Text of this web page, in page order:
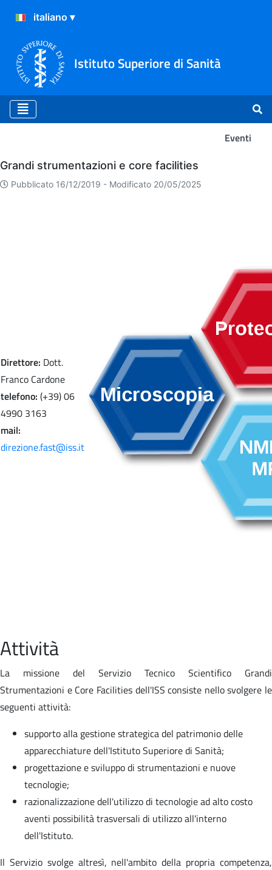
Istituto Superiore di Sanità
Eventi
Eventi
Grandi strumentazioni e core facilities
Pubblicato 16/12/2019 - Modificato 20/05/2025
Direttore: Dott.
Franco Cardone
telefono: (+39) 06
4990 3163
mail:
direzione.fast@iss.it
Attività
La missione del Servizio Tecnico Scientifico Grandi
Strumentazioni e Core Facilities dell'ISS consiste nello svolgere le
seguenti attività:
supporto alla gestione strategica del patrimonio delle
apparecchiature dell'Istituto Superiore di Sanità;
progettazione e sviluppo di strumentazioni e nuove
tecnologie;
razionalizzazione dell'utilizzo di tecnologie ad alto costo
aventi possibilità trasversali di utilizzo all'interno
dell'Istituto.
Il Servizio svolge altresì, nell'ambito della propria competenza,